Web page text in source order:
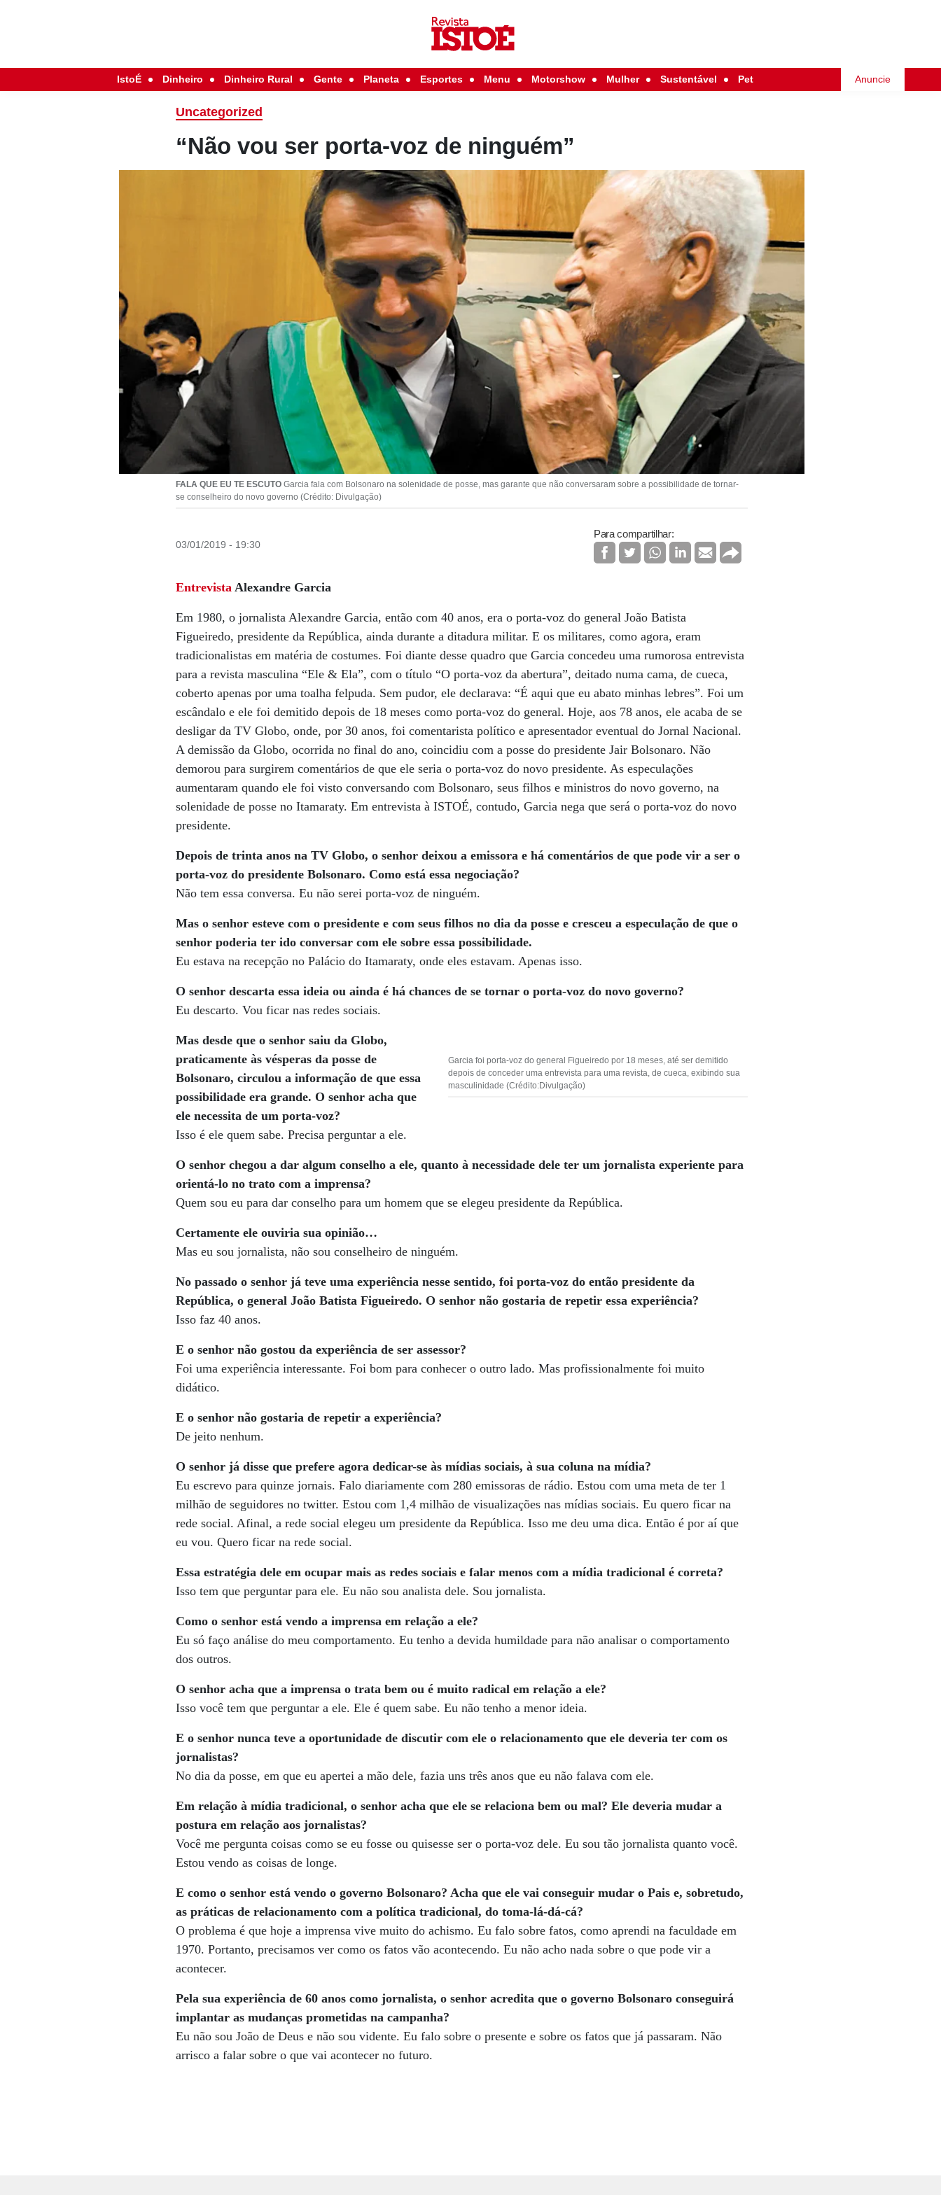
IstoÉ Dinheiro Dinheiro Rural Gente Planeta Esportes Menu Motorshow Mulher Sustentável Pet Anuncie
Uncategorized
“Não vou ser porta-voz de ninguém”
FALA QUE EU TE ESCUTO Garcia fala com Bolsonaro na solenidade de posse, mas garante que não conversaram sobre a possibilidade de tornar-
se conselheiro do novo governo (Crédito: Divulgação)
03/01/2019 - 19:30
Para compartilhar:
EntrevistaAlexandre Garcia
Em 1980, o jornalista Alexandre Garcia, então com 40 anos, era o porta-voz do general João Batista
Figueiredo, presidente da República, ainda durante a ditadura militar. E os militares, como agora, eram
tradicionalistas em matéria de costumes. Foi diante desse quadro que Garcia concedeu uma rumorosa entrevista
para a revista masculina “Ele & Ela”, com o título “O porta-voz da abertura”, deitado numa cama, de cueca,
coberto apenas por uma toalha felpuda. Sem pudor, ele declarava: “É aqui que eu abato minhas lebres”. Foi um
escândalo e ele foi demitido depois de 18 meses como porta-voz do general. Hoje, aos 78 anos, ele acaba de se
desligar da TV Globo, onde, por 30 anos, foi comentarista político e apresentador eventual do Jornal Nacional.
A demissão da Globo, ocorrida no final do ano, coincidiu com a posse do presidente Jair Bolsonaro. Não
demorou para surgirem comentários de que ele seria o porta-voz do novo presidente. As especulações
aumentaram quando ele foi visto conversando com Bolsonaro, seus filhos e ministros do novo governo, na
solenidade de posse no Itamaraty. Em entrevista à ISTOÉ, contudo, Garcia nega que será o porta-voz do novo
presidente.
Depois de trinta anos na TV Globo, o senhor deixou a emissora e há comentários de que pode vir a ser o
porta-voz do presidente Bolsonaro. Como está essa negociação?
Não tem essa conversa. Eu não serei porta-voz de ninguém.
Mas o senhor esteve com o presidente e com seus filhos no dia da posse e cresceu a especulação de que o
senhor poderia ter ido conversar com ele sobre essa possibilidade.
Eu estava na recepção no Palácio do Itamaraty, onde eles estavam. Apenas isso.
O senhor descarta essa ideia ou ainda é há chances de se tornar o porta-voz do novo governo?
Eu descarto. Vou ficar nas redes sociais.
Garcia foi porta-voz do general Figueiredo por 18 meses, até ser demitido
depois de conceder uma entrevista para uma revista, de cueca, exibindo sua
masculinidade (Crédito:Divulgação)
Mas desde que o senhor saiu da Globo,
praticamente às vésperas da posse de
Bolsonaro, circulou a informação de que essa
possibilidade era grande. O senhor acha que
ele necessita de um porta-voz?
Isso é ele quem sabe. Precisa perguntar a ele.
O senhor chegou a dar algum conselho a ele, quanto à necessidade dele ter um jornalista experiente para
orientá-lo no trato com a imprensa?
Quem sou eu para dar conselho para um homem que se elegeu presidente da República.
Certamente ele ouviria sua opinião…
Mas eu sou jornalista, não sou conselheiro de ninguém.
No passado o senhor já teve uma experiência nesse sentido, foi porta-voz do então presidente da
República, o general João Batista Figueiredo. O senhor não gostaria de repetir essa experiência?
Isso faz 40 anos.
E o senhor não gostou da experiência de ser assessor?
Foi uma experiência interessante. Foi bom para conhecer o outro lado. Mas profissionalmente foi muito
didático.
E o senhor não gostaria de repetir a experiência?
De jeito nenhum.
O senhor já disse que prefere agora dedicar-se às mídias sociais, à sua coluna na mídia?
Eu escrevo para quinze jornais. Falo diariamente com 280 emissoras de rádio. Estou com uma meta de ter 1
milhão de seguidores no twitter. Estou com 1,4 milhão de visualizações nas mídias sociais. Eu quero ficar na
rede social. Afinal, a rede social elegeu um presidente da República. Isso me deu uma dica. Então é por aí que
eu vou. Quero ficar na rede social.
Essa estratégia dele em ocupar mais as redes sociais e falar menos com a mídia tradicional é correta?
Isso tem que perguntar para ele. Eu não sou analista dele. Sou jornalista.
Como o senhor está vendo a imprensa em relação a ele?
Eu só faço análise do meu comportamento. Eu tenho a devida humildade para não analisar o comportamento
dos outros.
O senhor acha que a imprensa o trata bem ou é muito radical em relação a ele?
Isso você tem que perguntar a ele. Ele é quem sabe. Eu não tenho a menor ideia.
E o senhor nunca teve a oportunidade de discutir com ele o relacionamento que ele deveria ter com os
jornalistas?
No dia da posse, em que eu apertei a mão dele, fazia uns três anos que eu não falava com ele.
Em relação à mídia tradicional, o senhor acha que ele se relaciona bem ou mal? Ele deveria mudar a
postura em relação aos jornalistas?
Você me pergunta coisas como se eu fosse ou quisesse ser o porta-voz dele. Eu sou tão jornalista quanto você.
Estou vendo as coisas de longe.
E como o senhor está vendo o governo Bolsonaro? Acha que ele vai conseguir mudar o Pais e, sobretudo,
as práticas de relacionamento com a política tradicional, do toma-lá-dá-cá?
O problema é que hoje a imprensa vive muito do achismo. Eu falo sobre fatos, como aprendi na faculdade em
1970. Portanto, precisamos ver como os fatos vão acontecendo. Eu não acho nada sobre o que pode vir a
acontecer.
Pela sua experiência de 60 anos como jornalista, o senhor acredita que o governo Bolsonaro conseguirá
implantar as mudanças prometidas na campanha?
Eu não sou João de Deus e não sou vidente. Eu falo sobre o presente e sobre os fatos que já passaram. Não
arrisco a falar sobre o que vai acontecer no futuro.